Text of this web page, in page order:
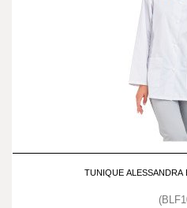
TUNIQUE ALESSANDRA